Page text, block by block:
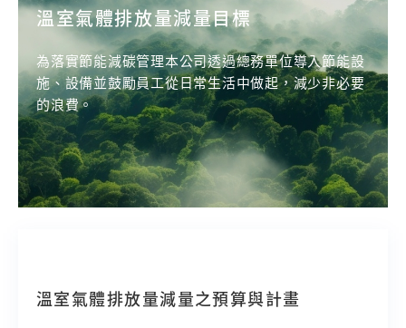
溫室氣體排放量減量目標
為落實節能減碳管理本公司透過總務單位導入節能設
施、設備並鼓勵員工從日常生活中做起，減少非必要
的浪費。
溫室氣體排放量減量之預算與計畫